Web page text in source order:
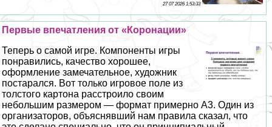
27 07 2026 1:53:33
Первые впечатления от «Коронации»
Теперь о самой игре. Компоненты игры
понравились, качество хорошее,
оформление замечательное, художник
постарался. Вот только игровое поле из
толстого картона расстроило своим
небольшим размером — формат примерно A3. Один из
организаторов, объяснявший нам правила сказал, что